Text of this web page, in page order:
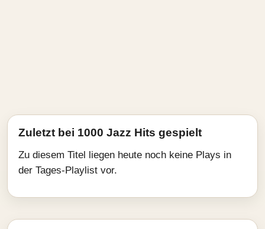
Zuletzt bei 1000 Jazz Hits gespielt
Zu diesem Titel liegen heute noch keine Plays in
der Tages-Playlist vor.